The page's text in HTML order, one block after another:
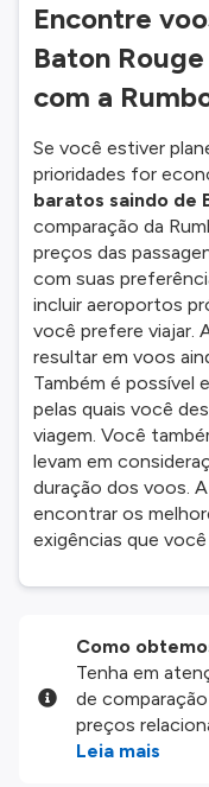
Encontre
Baton
com a
Se você estiver
prioridades for
baratos saindo de
comparação da
preços das
com suas
incluir aeroportos
você prefere viajar.
resultar em voos
Também é possível
pelas quais você
viagem. Você
levam em
duração dos voos.
encontrar os
exigências que
Como
Tenha em
de
preços
produtos
Leia mais